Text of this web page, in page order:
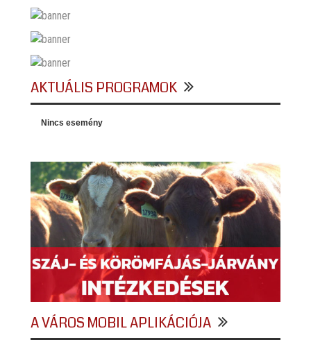
AKTUÁLIS PROGRAMOK
Nincs esemény
A VÁROS MOBIL APLIKÁCIÓJA